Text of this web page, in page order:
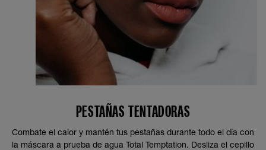
PESTAÑAS TENTADORAS
Combate el calor y mantén tus pestañas durante todo el día con
la máscara a prueba de agua Total Temptation. Desliza el cepillo